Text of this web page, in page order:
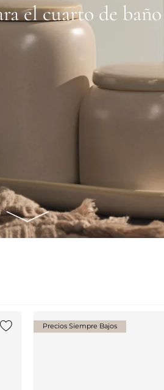
el cuarto de baño
Precios Siempre Bajos